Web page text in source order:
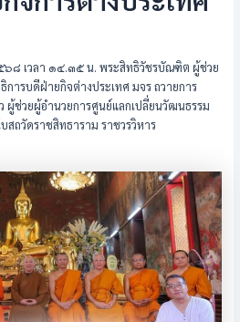
๘ เวลา ๑๔.๓๕ น. พระสิทธิวัชรบัณฑิต ผู้ช่วย
การบดีฝ่ายกิจต่างประเทศ มจร ถวายการ
ผู้ช่วยผู้อำนวยการศูนย์แลกเปลี่ยนวัฒนธรรม
ถวัดราชสิทธาราม ราชวรวิหาร